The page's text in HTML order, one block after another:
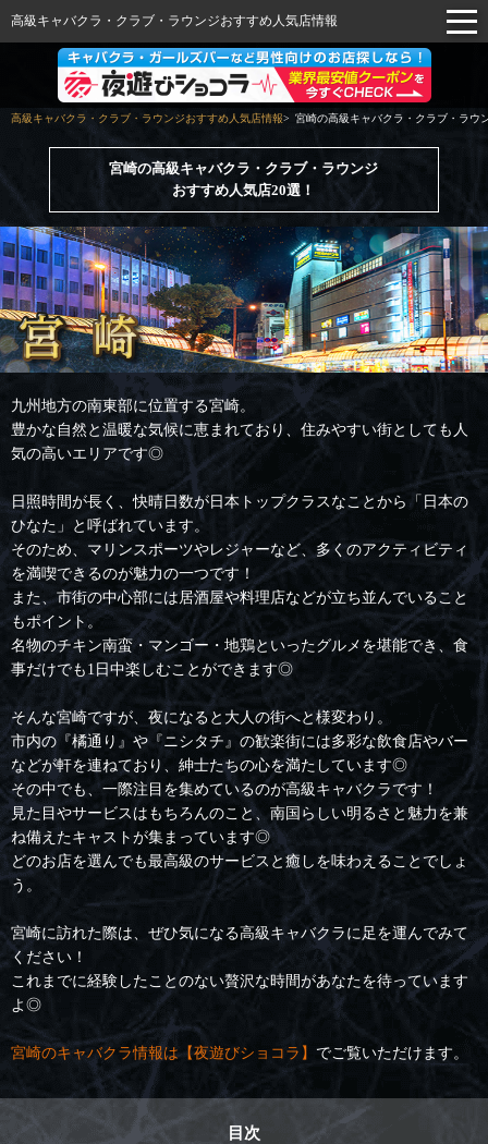
高級キャバクラ・クラブ・ラウンジおすすめ人気店情報
高級キャバクラ・クラブ・ラウンジおすすめ人気店情報 宮崎の高級キャバクラ・クラブ・ラウ
宮崎の高級キャバクラ・クラブ・ラウンジ
おすすめ人気店20選！
九州地方の南東部に位置する宮崎。
豊かな自然と温暖な気候に恵まれており、住みやすい街としても人
気の高いエリアです◎
日照時間が長く、快晴日数が日本トップクラスなことから「日本の
ひなた」と呼ばれています。
そのため、マリンスポーツやレジャーなど、多くのアクティビティ
を満喫できるのが魅力の一つです！
また、市街の中心部には居酒屋や料理店などが立ち並んでいること
もポイント。
名物のチキン南蛮・マンゴー・地鶏といったグルメを堪能でき、食
事だけでも1日中楽しむことができます◎
そんな宮崎ですが、夜になると大人の街へと様変わり。
市内の『橘通り』や『ニシタチ』の歓楽街には多彩な飲食店やバー
などが軒を連ねており、紳士たちの心を満たしています◎
その中でも、一際注目を集めているのが高級キャバクラです！
見た目やサービスはもちろんのこと、南国らしい明るさと魅力を兼
ね備えたキャストが集まっています◎
どのお店を選んでも最高級のサービスと癒しを味わえることでしょ
う。
宮崎に訪れた際は、ぜひ気になる高級キャバクラに足を運んでみて
ください！
これまでに経験したことのない贅沢な時間があなたを待っています
よ◎
宮崎のキャバクラ情報は【夜遊びショコラ】 でご覧いただけます。
目次